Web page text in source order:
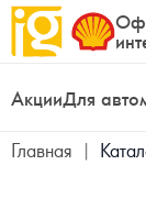
АкцииДля
Главная |